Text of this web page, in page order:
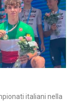
italiani nella